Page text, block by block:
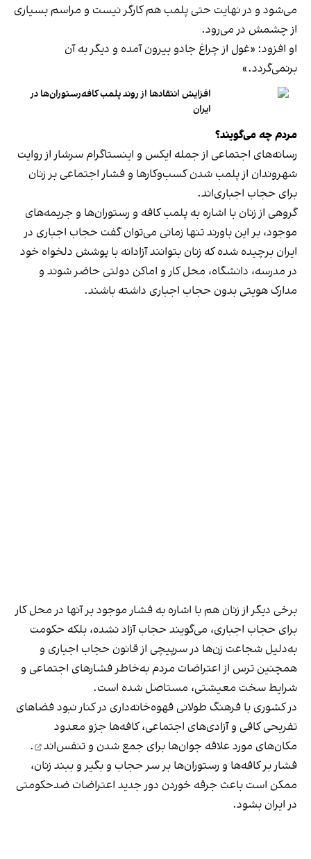
می‌شود و در نهایت حتی پلمب هم کارگر نیست و مراسم بسیاری
از چشمش در می‌رود.
او افزود: «غول از چراغ جادو بیرون آمده و دیگر به آن
برنمی‎‌گردد.»
افزایش انتقادها از روند پلمب کافه‌رستوران‌ها در
ایران
مردم چه می‌گویند؟
رسانه‎‌های اجتماعی از جمله ایکس و اینستاگرام سرشار از روایت
شهروندان از پلمب شدن کسب‌وکارها و فشار اجتماعی بر زنان
برای حجاب اجباری‌اند.
گروهی از زنان با اشاره به پلمب کافه و رستوران‌ها و جریمه‌های
موجود، بر این باورند تنها زمانی می‌توان گفت حجاب اجباری در
ایران برچیده شده که زنان بتوانند آزادانه با پوشش دلخواه خود
در مدرسه، دانشگاه، محل کار و اماکن دولتی حاضر شوند و
مدارک هویتی بدون حجاب اجباری داشته باشند.
برخی دیگر از زنان هم با اشاره به فشار موجود بر آنها در محل کار
برای حجاب اجباری، می‌گویند حجاب آزاد نشده، بلکه حکومت
به‌دلیل شجاعت زن‌ها در سرپیچی از قانون حجاب اجباری و
همچنین ترس از اعتراضات مردم به‌خاطر فشارهای اجتماعی و
شرایط سخت معیشتی، مستاصل شده است.
در کشوری با فرهنگ طولانی قهوه‌‌خانه‌داری در کنار نبود فضاهای
تفریحی کافی و آزادی‌های اجتماعی، کافه‌ها جزو معدود
مکان‌های مورد علاقه جوان‌ها برای جمع شدن و تنفس‌اند
.
فشار بر کافه‌ها و رستوران‌ها بر سر حجاب و بگیر و ببند زنان،
ممکن است باعث جرقه خوردن دور جدید اعتراضات ضدحکومتی
در ایران بشود.